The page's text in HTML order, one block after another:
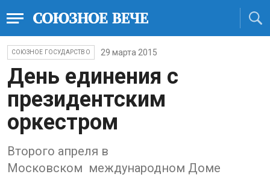
СОЮЗНОЕ ГОСУДАРСТВО 29 марта 2015
День единения с
президентским
оркестром
Второго апреля в
Московском международном Доме